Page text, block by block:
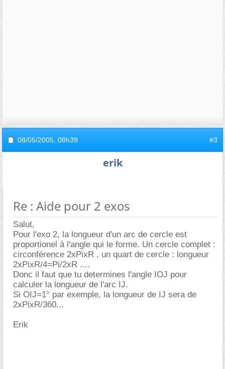
08/05/2005, 08h39 #3
erik
Re : Aide pour 2 exos
Salut,
Pour l'exo 2, la longueur d'un arc de cercle est
proportionel à l'angle qui le forme. Un cercle complet :
circonférence 2xPixR , un quart de cercle : longueur
2xPixR/4=Pi/2xR ....
Donc il faut que tu determines l'angle IOJ pour
calculer la longueur de l'arc IJ.
Si OIJ=1° par exemple, la longueur de IJ sera de
2xPixR/360...
Erik